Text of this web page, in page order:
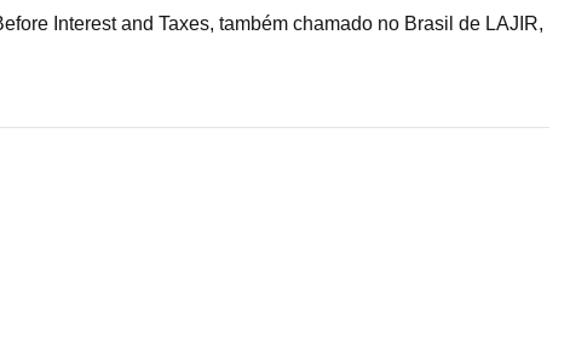
Interest and Taxes, também chamado no Brasil de LAJIR,